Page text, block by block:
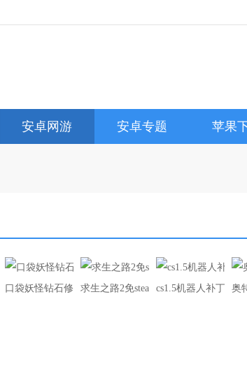
安卓网游 安卓专题 苹果
下载
口袋妖怪钻石修改器（内置作弊版）
求生之路2免steam补丁cs1.5机器人补丁（奥